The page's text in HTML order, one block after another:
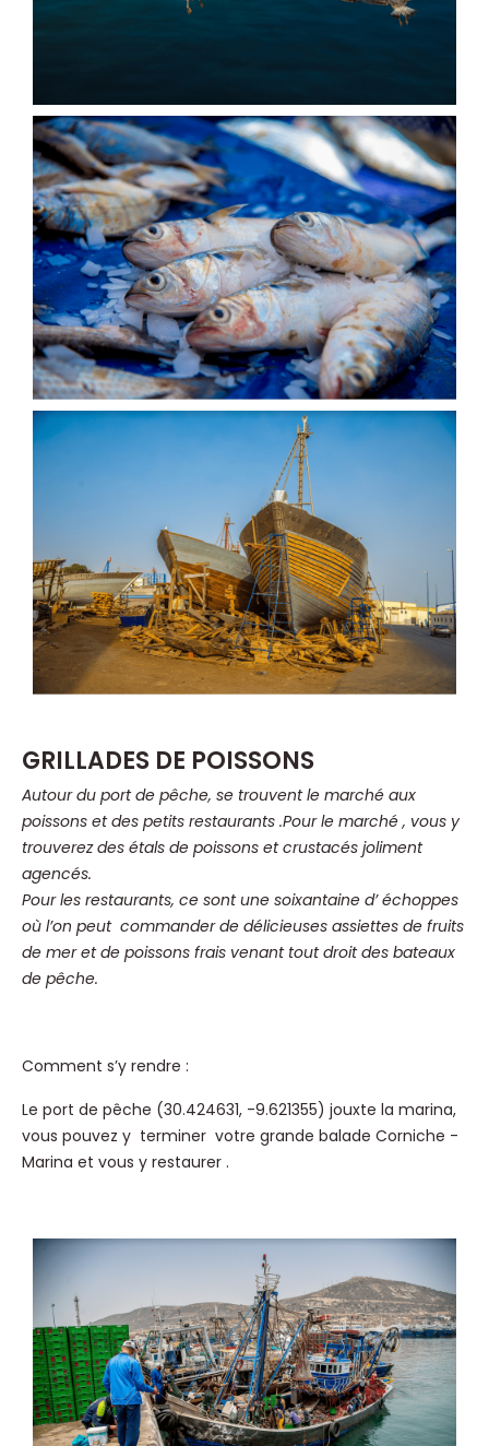
GRILLADES DE POISSONS
Autour du port de pêche, se trouvent le marché aux
poissons et des petits restaurants .Pour le marché , vous y
trouverez des étals de poissons et crustacés joliment
agencés.
Pour les restaurants, ce sont une soixantaine d’ échoppes
où l’on peut commander de délicieuses assiettes de fruits
de mer et de poissons frais venant tout droit des bateaux
de pêche.
Comment s’y rendre :
Le port de pêche (30.424631, -9.621355) jouxte la marina,
vous pouvez y terminer votre grande balade Corniche -
Marina et vous y restaurer .